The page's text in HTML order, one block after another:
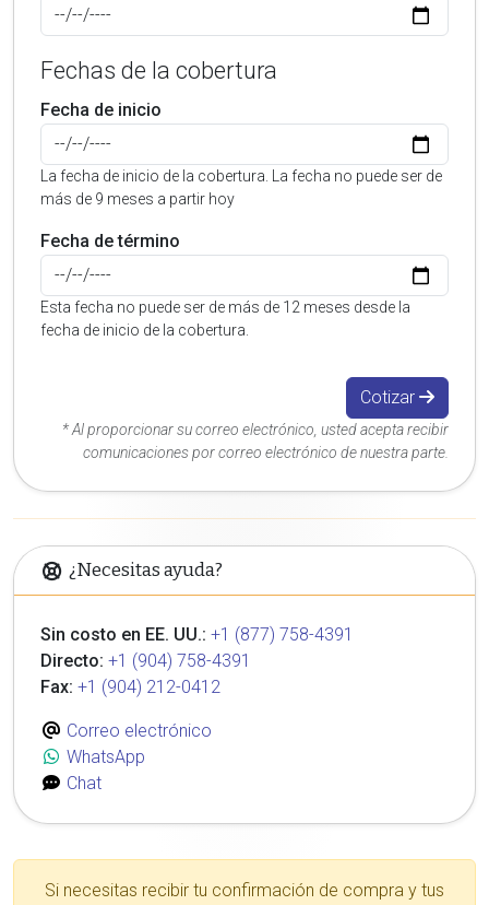
Fechas de la cobertura
Fecha de inicio
La fecha de inicio de la cobertura. La fecha no puede ser de
más de 9 meses a partir hoy
Fecha de término
Esta fecha no puede ser de más de 12 meses desde la
fecha de inicio de la cobertura.
Cotizar
* Al proporcionar su correo electrónico, usted acepta recibir
comunicaciones por correo electrónico de nuestra parte.
¿Necesitas ayuda?
Sin costo en EE. UU.: +1 (877) 758-4391
Directo: +1 (904) 758-4391
Fax: +1 (904) 212-0412
Correo electrónico
WhatsApp
Chat
Si necesitas recibir tu confirmación de compra y tus